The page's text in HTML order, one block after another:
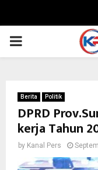
PRIMARY
Berita Politik
DPRD
kerja Tahun
by Kanal Pers